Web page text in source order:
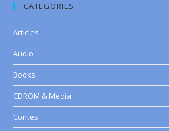
CATEGORIES
Articles
Audio
Books
CDROM & Media
Contes